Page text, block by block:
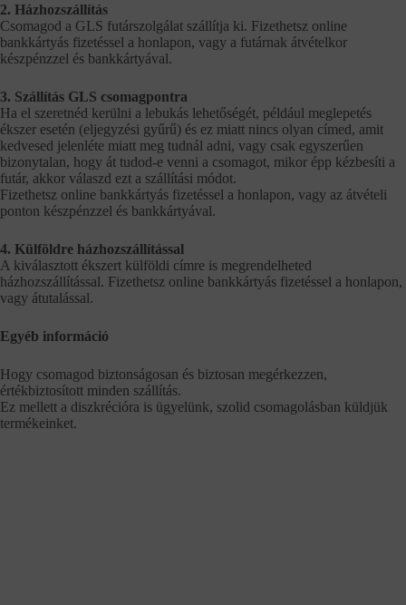
2. Házhozszállítás
Csomagod a GLS futárszolgálat szállítja ki. Fizethetsz online
bankkártyás fizetéssel a honlapon, vagy a futárnak átvételkor
készpénzzel és bankkártyával.
3. Szállítás GLS csomagpontra
Ha el szeretnéd kerülni a lebukás lehetőségét, például meglepetés
ékszer esetén (eljegyzési gyűrű) és ez miatt nincs olyan címed, amit
kedvesed jelenléte miatt meg tudnál adni, vagy csak egyszerűen
bizonytalan, hogy át tudod-e venni a csomagot, mikor épp kézbesíti a
futár, akkor válaszd ezt a szállítási módot.
Fizethetsz online bankkártyás fizetéssel a honlapon, vagy az átvételi
ponton készpénzzel és bankkártyával.
4. Külföldre házhozszállítással
A kiválasztott ékszert külföldi címre is megrendelheted
házhozszállítással. Fizethetsz online bankkártyás fizetéssel a honlapon,
vagy átutalással.
Egyéb információ
Hogy csomagod biztonságosan és biztosan megérkezzen,
értékbiztosított minden szállítás.
Ez mellett a diszkrécióra is ügyelünk, szolid csomagolásban küldjük
termékeinket.